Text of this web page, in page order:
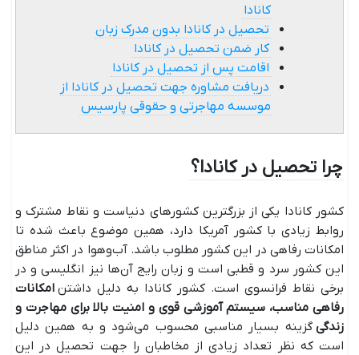
کانادا
تحصیل در کانادا بدون مدرک زبان
کار ضمن تحصیل در کانادا
اقامت پس از تحصیل در کانادا
دریافت مشاوره جهت تحصیل در کانادا از
موسسه مهاجرتی و حقوقی پارسیس
چرا تحصیل در کانادا؟
کشور کانادا یکی از بزرگترین کشورهای دنیاست و نقاط مشترک و
روابط زیادی با کشور آمریکا دارد، همین موضوع باعث شده تا
امکانات رفاهی در این کشور مطلوب باشد. آب‌وهوا در اکثر مناطق
این کشور سرد و قطبی است و زبان رایج آن‌ها نیز انگلیسی و در
برخی نقاط فرانسوی است. کشور کانادا به دلیل داشتن امکانات
رفاهی مناسب، سیستم آموزشی قوی و امنیت بالا برای مهاجرت و
زندگی گزینه بسیار مناسبی محسوب می‌شود و به همین دلیل
است که نظر تعداد زیادی از مخاطبان را جهت تحصیل در این